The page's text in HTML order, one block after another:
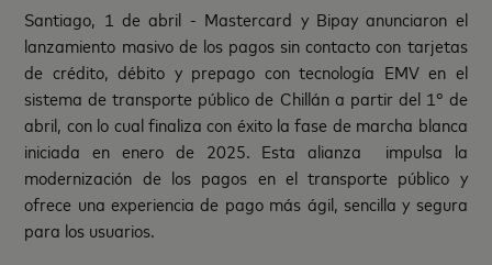
Santiago, 1 de abril - Mastercard y Bipay anunciaron el
lanzamiento masivo de los pagos sin contacto con tarjetas
de crédito, débito y prepago con tecnología EMV en el
sistema de transporte público de Chillán a partir del 1° de
abril, con lo cual finaliza con éxito la fase de marcha blanca
iniciada en enero de 2025. Esta alianza impulsa la
modernización de los pagos en el transporte público y
ofrece una experiencia de pago más ágil, sencilla y segura
para los usuarios.